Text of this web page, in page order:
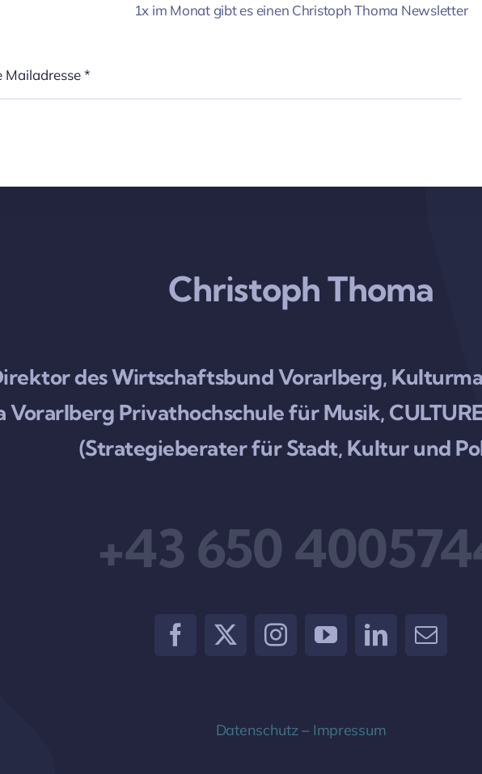
1x im Monat gibt es einen Christoph Thoma Newsletter
Christoph Thoma
des Wirtschaftsbund Vorarlberg,
Vorarlberg Privathochschule für Musik,
(Strategieberater für Stadt, Kultur und
+43 650
Datenschutz– Impressum